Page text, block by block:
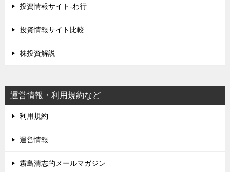
投資情報サイト-わ行
投資情報サイト比較
株投資解説
運営情報・利用規約など
利用規約
運営情報
霧島清志的メールマガジン